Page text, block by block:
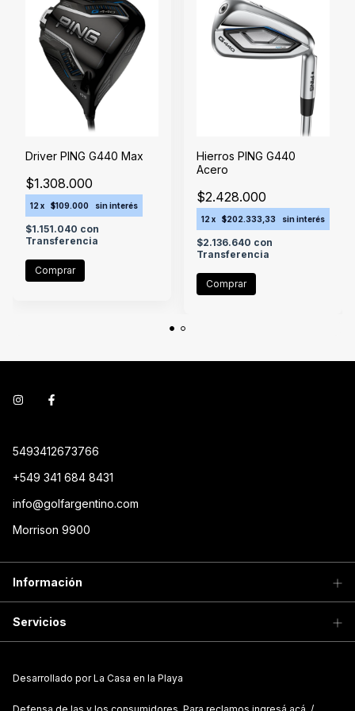
Driver PING G440 Max
$1.308.000
12 x $109.000 sin interés
$1.151.040 con
Transferencia
Comprar
Hierros PING G440
Acero
$2.428.000
12 x $202.333,33 sin interés
$2.136.640 con
Transferencia
Comprar
5493412673766
+549 341 684 8431
info@golfargentino.com
Morrison 9900
Información
Servicios
Desarrollado por La Casa en la Playa